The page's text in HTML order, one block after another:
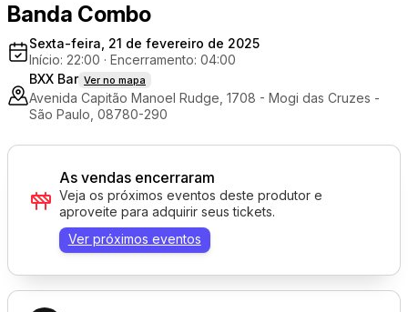
Banda Combo
Sexta-feira, 21 de fevereiro de 2025
Início: 22:00 · Encerramento: 04:00
BXX Bar Ver no mapa
Avenida Capitão Manoel Rudge, 1708 - Mogi das Cruzes -
São Paulo, 08780-290
As vendas encerraram
Veja os próximos eventos deste produtor e
aproveite para adquirir seus tickets.
Ver próximos eventos